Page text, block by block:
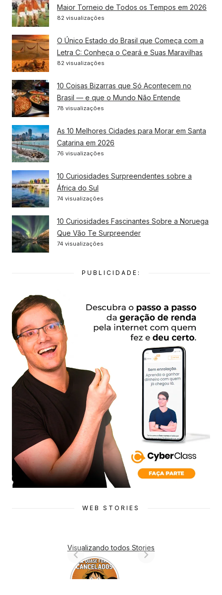
Maior Torneio de Todos os Tempos em 2026
82 visualizações
O Único Estado do Brasil que Começa com a
Letra C: Conheça o Ceará e Suas Maravilhas
82 visualizações
10 Coisas Bizarras que Só Acontecem no
Brasil — e que o Mundo Não Entende
78 visualizações
As 10 Melhores Cidades para Morar em Santa
Catarina em 2026
76 visualizações
10 Curiosidades Surpreendentes sobre a
África do Sul
74 visualizações
10 Curiosidades Fascinantes Sobre a Noruega
Que Vão Te Surpreender
74 visualizações
PUBLICIDADE:
WEB STORIES
Visualizando todos Stories
7 Animes
que quase